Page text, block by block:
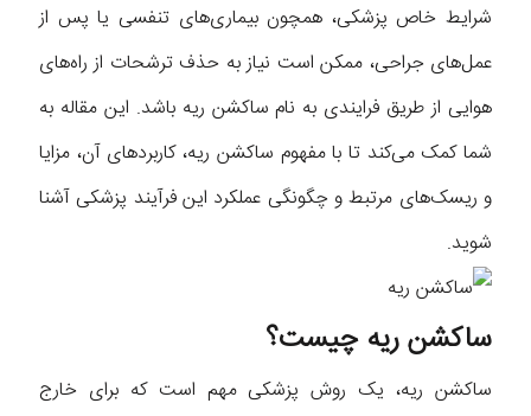
شرایط خاص پزشکی، همچون بیماری‌های تنفسی یا پس از
عمل‌های جراحی، ممکن است نیاز به حذف ترشحات از راه‌های
هوایی از طریق فرایندی به نام ساکشن ریه باشد. این مقاله به
شما کمک می‌کند تا با مفهوم ساکشن ریه، کاربردهای آن، مزایا
و ریسک‌های مرتبط و چگونگی عملکرد این فرآیند پزشکی آشنا
شوید.
ساکشن ریه چیست؟
ساکشن ریه، یک روش پزشکی مهم است که برای خارج